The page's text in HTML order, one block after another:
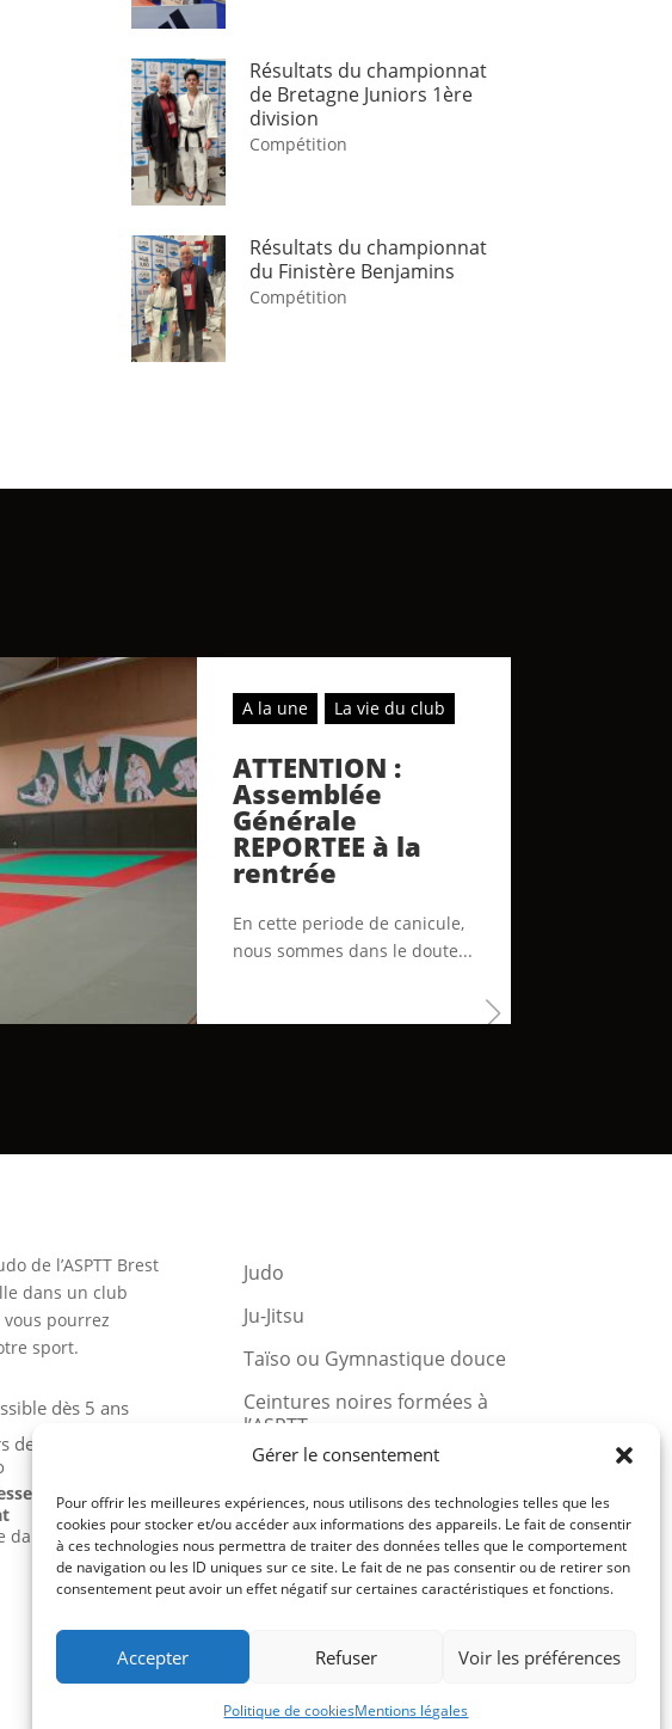
Gérer le consentement
Pour offrir les meilleures expériences, nous utilisons des technologies telles que les
cookies pour stocker et/ou accéder aux informations des appareils. Le fait de consentir
à ces technologies nous permettra de traiter des données telles que le comportement
de navigation ou les ID uniques sur ce site. Le fait de ne pas consentir ou de retirer son
consentement peut avoir un effet négatif sur certaines caractéristiques et fonctions.
Accepter Refuser Voir les préférences
Politique de cookiesMentions légales
Résultats du championnat
de Bretagne Juniors 1ère
division
Compétition
Résultats du championnat
du Finistère Benjamins
Compétition
A la une La vie du club
ATTENTION :
Assemblée
Générale
REPORTEE à la
rentrée
En cette periode de canicule,
nous sommes dans le doute...
de l’ASPTT Brest
dans un club
pourrez
sport.
dès 5 ans
de Judo, Ju-Jitsu et
diplômé
dan
Judo
Ju-Jitsu
Taïso ou Gymnastique douce
Ceintures noires formées à
l’ASPTT
Comité du Finistère de Judo
Ligue de Bretagne de Judo
Fédération Française de Judo